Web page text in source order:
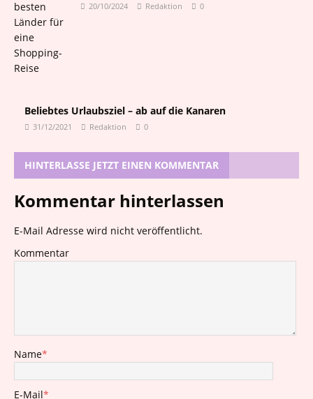
20/10/2024 Redaktion 0
Beliebtes Urlaubsziel – ab auf die Kanaren
31/12/2021 Redaktion 0
HINTERLASSE JETZT EINEN KOMMENTAR
Kommentar hinterlassen
E-Mail Adresse wird nicht veröffentlicht.
Kommentar
Name*
E-Mail*